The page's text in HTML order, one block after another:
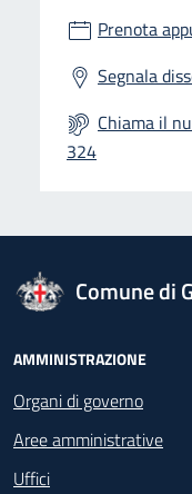
Prenota
Segnala
Chiama il
324
logo Unione Europea
Comune di
Footer -
AMMINISTRAZIONE
Organi di governo
Aree amministrative
Uffici